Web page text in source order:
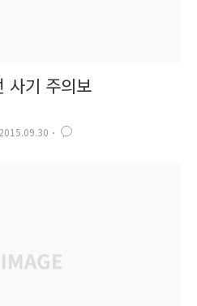
사기 주의보
2015.09.30